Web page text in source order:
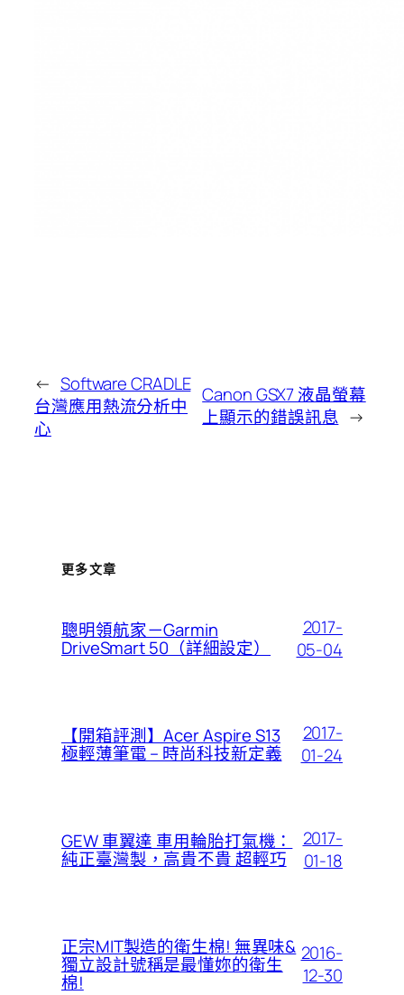
← Software CRADLE
台灣應用熱流分析中
心
Canon GSX7 液晶螢幕
上顯示的錯誤訊息 →
更多文章
聰明領航家－Garmin
DriveSmart 50（詳細設定）
2017-
05-04
【開箱評測】Acer Aspire S13
極輕薄筆電 – 時尚科技新定義
2017-
01-24
GEW 車翼達 車用輪胎打氣機：
純正臺灣製，高貴不貴 超輕巧
2017-
01-18
正宗MIT製造的衛生棉! 無異味&
獨立設計號稱是最懂妳的衛生
棉!
2016-
12-30